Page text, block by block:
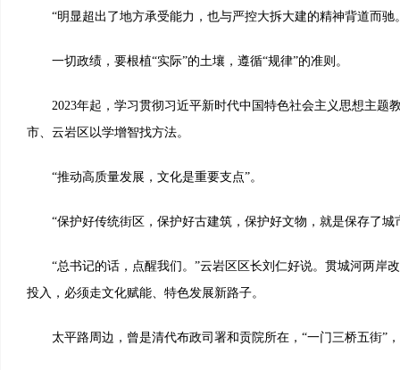
“明显超出了地方承受能力，也与严控大拆大建的精神背道而驰
一切政绩，要根植“实际”的土壤，遵循“规律”的准则。
2023年起，学习贯彻习近平新时代中国特色社会主义思想主题
市、云岩区以学增智找方法。
“推动高质量发展，文化是重要支点”。
“保护好传统街区，保护好古建筑，保护好文物，就是保存了城
“总书记的话，点醒我们。”云岩区区长刘仁好说。贯城河两岸
投入，必须走文化赋能、特色发展新路子。
太平路周边，曾是清代布政司署和贡院所在，“一门三桥五街”